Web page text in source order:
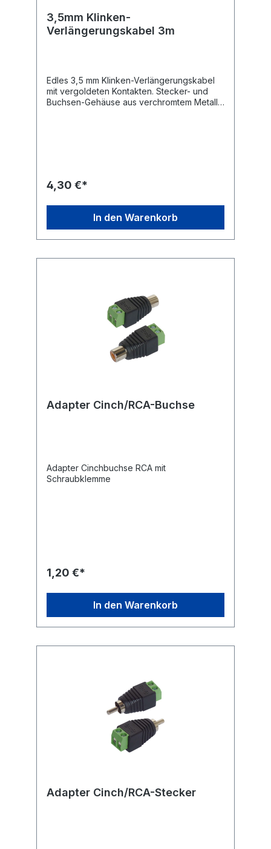
3,5mm Klinken-
Verlängerungskabel 3m
Edles 3,5 mm Klinken-Verlängerungskabel
mit vergoldeten Kontakten. Stecker- und
Buchsen-Gehäuse aus verchromtem Metall.
4,30 €*
In den Warenkorb
Adapter Cinch/RCA-Buchse
Adapter Cinchbuchse RCA mit
Schraubklemme
1,20 €*
In den Warenkorb
Adapter Cinch/RCA-Stecker